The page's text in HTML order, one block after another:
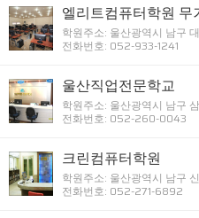
엘리트컴퓨터학원 무
학원주소: 울산광역시 남구
전화번호: 052-933-1241
울산직업전문학교
학원주소: 울산광역시 남구
전화번호: 052-260-0043
크린컴퓨터학원
학원주소: 울산광역시 남구
전화번호: 052-271-6892